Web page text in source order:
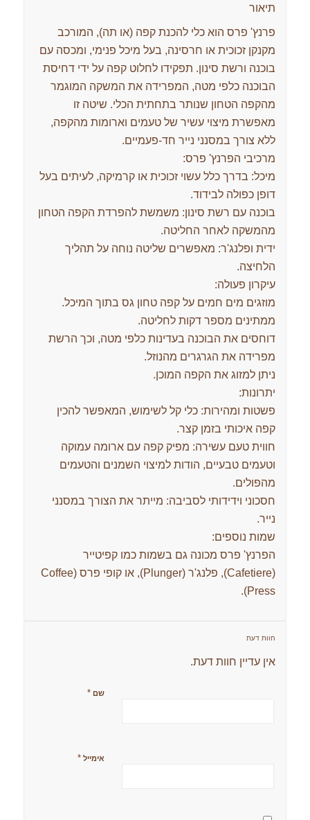
תיאור
פרנץ' פרס הוא כלי להכנת קפה (או תה), המורכב
מקנקן זכוכית או חרסינה, בעל מיכל פנימי, ומכסה עם
בוכנה ורשת סינון. תפקידו לחלוט קפה על ידי דחיסת
הבוכנה כלפי מטה, המפרידה את המשקה המוגמר
מהקפה הטחון שנותר בתחתית הכלי. שיטה זו
מאפשרת מיצוי עשיר של טעמים וארומות מהקפה,
ללא צורך במסנני נייר חד-פעמיים.
מרכיבי הפרנץ' פרס:
מיכל: בדרך כלל עשוי זכוכית או קרמיקה, לעיתים בעל
דופן כפולה לבידוד.
בוכנה עם רשת סינון: משמשת להפרדת הקפה הטחון
מהמשקה לאחר החליטה.
ידית ופלנג'ר: מאפשרים שליטה נוחה על תהליך
הלחיצה.
עיקרון פעולה:
מוזגים מים חמים על קפה טחון גס בתוך המיכל.
ממתינים מספר דקות לחליטה.
דוחסים את הבוכנה בעדינות כלפי מטה, וכך הרשת
מפרידה את הגרגרים מהנוזל.
ניתן למזוג את הקפה המוכן.
יתרונות:
פשטות ומהירות: כלי קל לשימוש, המאפשר להכין
קפה איכותי בזמן קצר.
חווית טעם עשירה: מפיק קפה עם ארומה עמוקה
וטעמים טבעיים, הודות למיצוי השמנים והטעמים
מהפולים.
חסכוני וידידותי לסביבה: מייתר את הצורך במסנני
נייר.
שמות נוספים:
הפרנץ' פרס מכונה גם בשמות כמו קפיטייר
(Cafetiere), פלנג'ר (Plunger), או קופי פרס (Coffee
Press).
חוות דעת
אין עדיין חוות דעת.
שם *
אימייל *